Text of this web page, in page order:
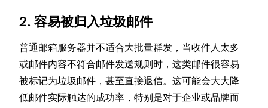
2.容易被归入垃圾邮件
普通邮箱服务器并不适合大批量群发，当收件人太多
或邮件内容不符合邮件发送规则时，这类邮件很容易
被标记为垃圾邮件，甚至直接退信。这可能会大大降
低邮件实际触达的成功率，特别是对于企业或品牌而